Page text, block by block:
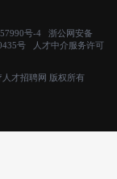
号-4浙公网安备
号人才中介服务许可
才招聘网 版权所有